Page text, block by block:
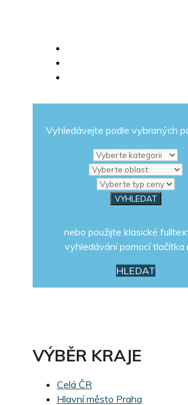
Vyhledávejte podle vybraných
nebo použijte klasické
vyhledávání pomocí tlačítka
HLEDAT
VÝBĚR KRAJE
Celá ČR
Hlavní město Praha